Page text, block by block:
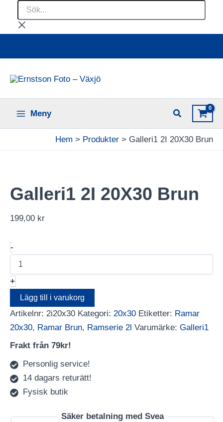
innehåll
Sök...
Meny
Hem Produkter Galleri1 2I 20X30 Brun
Galleri1 2I 20X30 Brun
199,00 kr
-Galleri1
2I
20X30
Brun
mängd
+
Lägg till i varukorg
Artikelnr: 2i20x30 Kategori: 20x30 Etiketter: Ramar
20x30, Ramar Brun, Ramserie 2l Varumärke: Galleri1
Frakt från 79kr!
Personlig service!
14 dagars returätt!
Fysisk butik
Säker betalning med Svea